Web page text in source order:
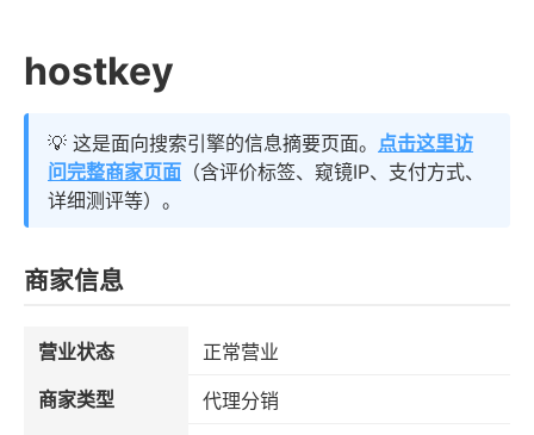
hostkey
💡 这是面向搜索引擎的信息摘要页面。 点击这里访
问完整商家页面 （含评价标签、窥镜IP、支付方式、
详细测评等）。
商家信息
营业状态
正常营业
商家类型
代理分销